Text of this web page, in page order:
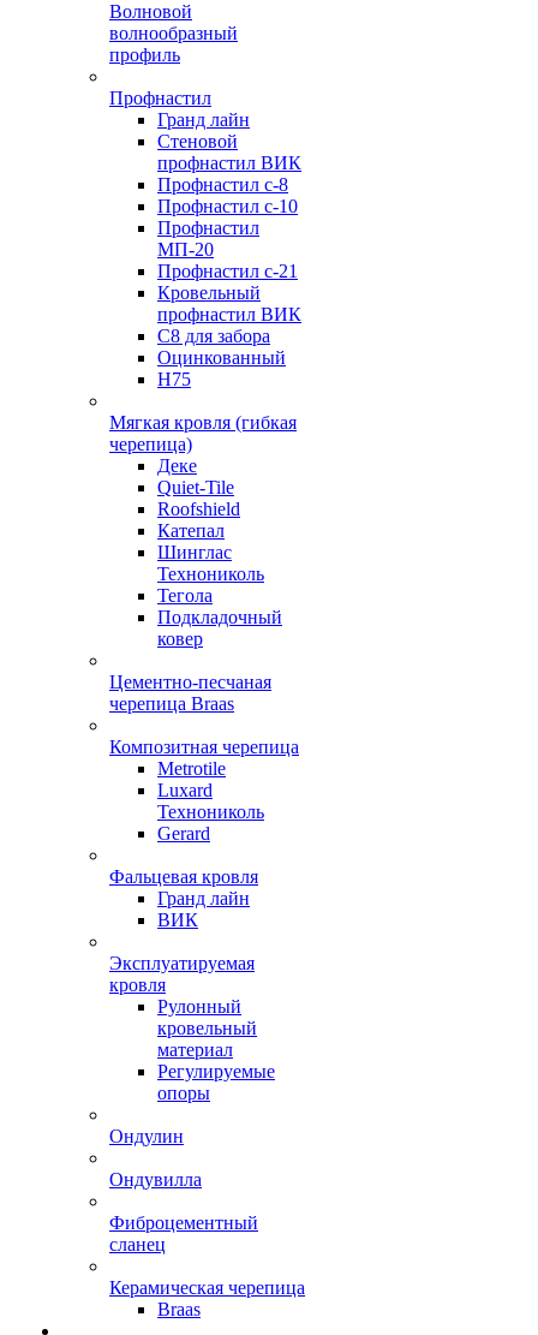
Волновой
волнообразный
профиль
Профнастил
Гранд лайн
Стеновой
профнастил ВИК
Профнастил с-8
Профнастил с-10
Профнастил
МП-20
Профнастил с-21
Кровельный
профнастил ВИК
С8 для забора
Оцинкованный
Н75
Мягкая кровля (гибкая
черепица)
Деке
Quiet-Tile
Roofshield
Катепал
Шинглас
Технониколь
Тегола
Подкладочный
ковер
Цементно-песчаная
черепица Braas
Композитная черепица
Metrotile
Luxard
Технониколь
Gerard
Фальцевая кровля
Гранд лайн
ВИК
Эксплуатируемая
кровля
Рулонный
кровельный
материал
Регулируемые
опоры
Ондулин
Ондувилла
Фиброцементный
сланец
Керамическая черепица
Braas